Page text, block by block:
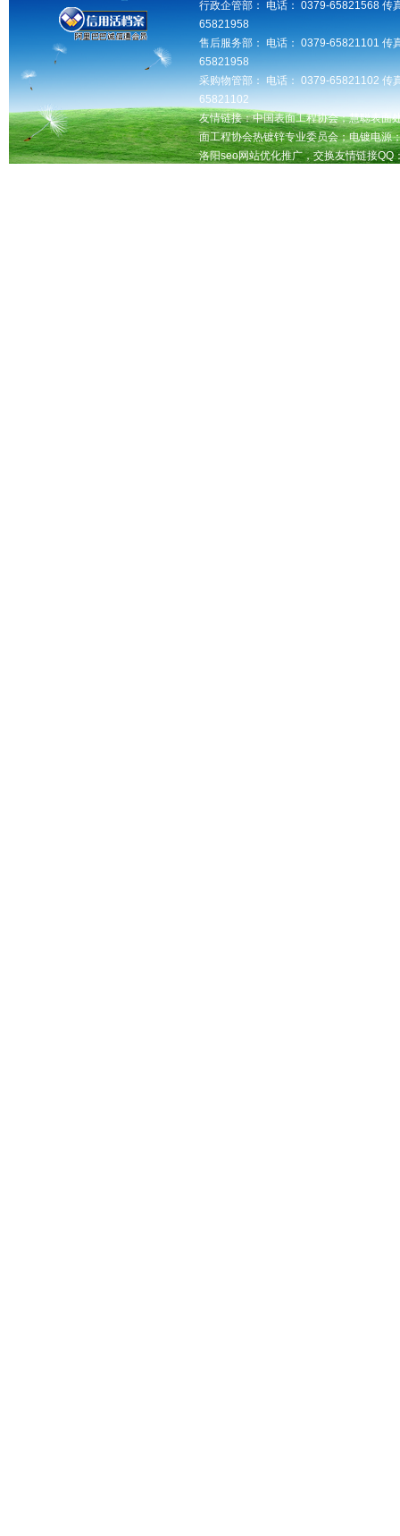
行政企管部： 电话： 0379-65821568 传
65821958
售后服务部： 电话： 0379-65821101 传
65821958
采购物管部： 电话： 0379-65821102 传
65821102
友情链接：中国表面工程协会；慧聪表面
面工程协会热镀锌专业委员会；电镀电源
洛阳seo网站优化推广，交换友情链接